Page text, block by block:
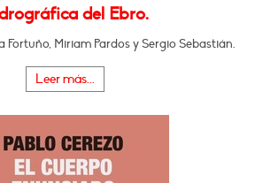
del Ebro.
Miriam Pardos y Sergio Sebastián.
Leer más...